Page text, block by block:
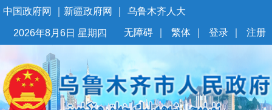
中国政府网 新疆政府网 乌鲁木齐人大
2026年8月6日 星期四 无障碍 繁体 登录 注册